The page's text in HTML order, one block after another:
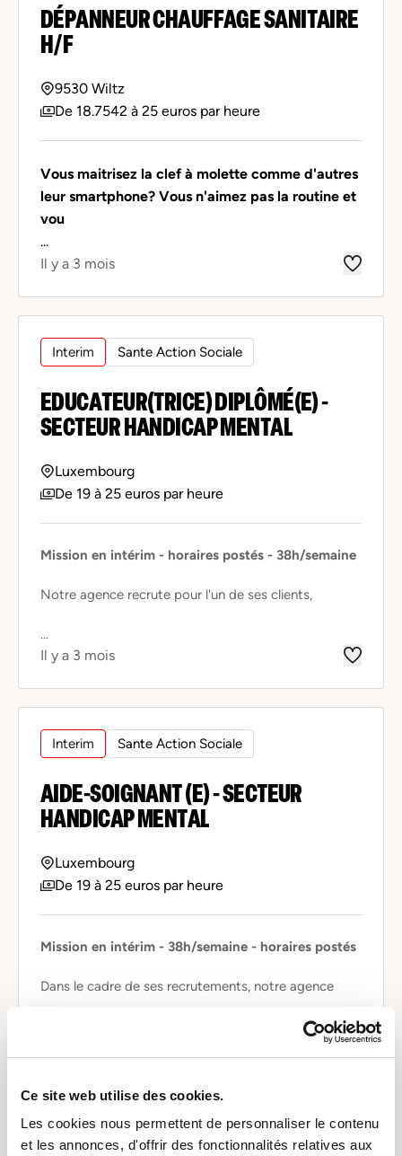
Ce site web utilise des cookies.
Les cookies nous permettent de personnaliser le contenu
et les annonces, d'offrir des fonctionnalités relatives aux
DÉPANNEUR CHAUFFAGE SANITAIRE
H/F
9530 Wiltz
De 18.7542 à 25 euros par heure
Vous maitrisez la clef à molette comme d'autres
leur smartphone? Vous n'aimez pas la routine et
vou
...
Il y a 3 mois
Interim Sante Action Sociale
EDUCATEUR(TRICE) DIPLÔMÉ(E) -
SECTEUR HANDICAP MENTAL
Luxembourg
De 19 à 25 euros par heure
Mission en intérim - horaires postés - 38h/semaine
Notre agence recrute pour l'un de ses clients,
...
Il y a 3 mois
Interim Sante Action Sociale
AIDE-SOIGNANT (E) - SECTEUR
HANDICAP MENTAL
Luxembourg
De 19 à 25 euros par heure
Mission en intérim - 38h/semaine - horaires postés
Dans le cadre de ses recrutements, notre agence